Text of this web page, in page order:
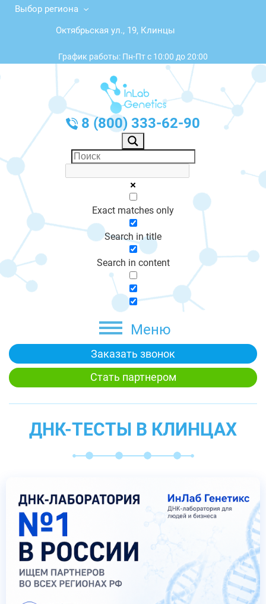
Выбор региона
Октябрьская ул., 19, Клинцы
График работы: Пн-Пт с 10:00 до 20:00
8 (800) 333-62-90
Exact matches only
Search in title
Search in content
Меню
Заказать звонок
Стать партнером
ДНК-ТЕСТЫ В КЛИНЦАХ